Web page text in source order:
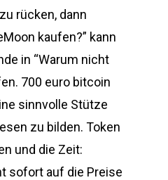
rücken, dann
kaufen?” kann
in “Warum nicht
700 euro bitcoin
sinnvolle Stütze
zu bilden. Token
und die Zeit:
sofort auf die Preise